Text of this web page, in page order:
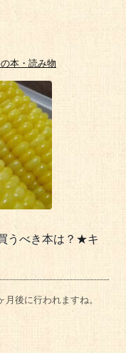
本・読み物
うべき本は？★キ
後に行われますね。